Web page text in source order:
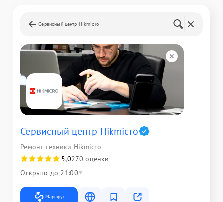
Сервисный центр Hikmicro
Сервисный центр Hikmicro
Ремонт техники Hikmicro
5,0270 оценки
Открыто до 21:00
Маршрут